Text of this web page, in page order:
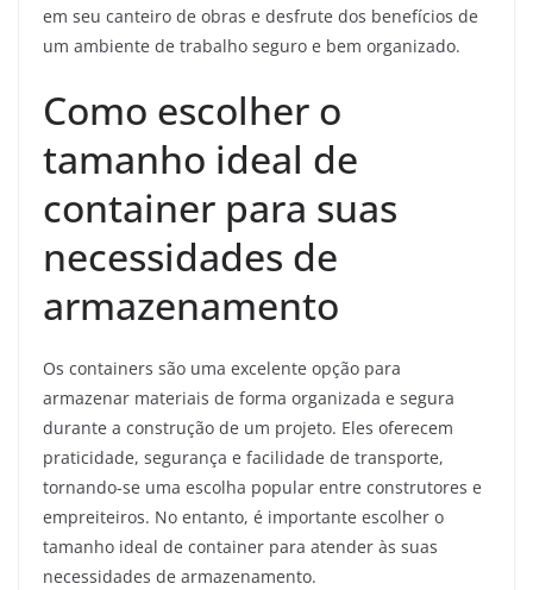
em seu canteiro de obras e desfrute dos benefícios de
um ambiente de trabalho seguro e bem organizado.
Como escolher o
tamanho ideal de
container para suas
necessidades de
armazenamento
Os containers são uma excelente opção para
armazenar materiais de forma organizada e segura
durante a construção de um projeto. Eles oferecem
praticidade, segurança e facilidade de transporte,
tornando-se uma escolha popular entre construtores e
empreiteiros. No entanto, é importante escolher o
tamanho ideal de container para atender às suas
necessidades de armazenamento.